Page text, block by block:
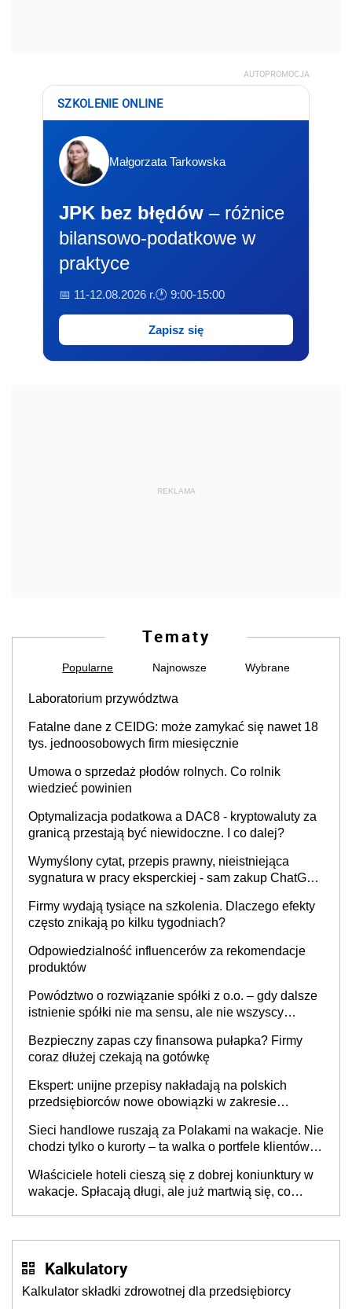
AUTOPROMOCJA
SZKOLENIE ONLINE
Małgorzata Tarkowska
JPK bez błędów – różnice
bilansowo-podatkowe w
praktyce
📅 11-12.08.2026 r.🕐 9:00-15:00
Zapisz się
REKLAMA
Tematy
Popularne Najnowsze Wybrane
Laboratorium przywództwa
Fatalne dane z CEIDG: może zamykać się nawet 18
tys. jednoosobowych firm miesięcznie
Umowa o sprzedaż płodów rolnych. Co rolnik
wiedzieć powinien
Optymalizacja podatkowa a DAC8 - kryptowaluty za
granicą przestają być niewidoczne. I co dalej?
Wymyślony cytat, przepis prawny, nieistniejąca
sygnatura w pracy eksperckiej - sam zakup ChatGPT
Firmy wydają tysiące na szkolenia. Dlaczego efekty
często znikają po kilku tygodniach?
Odpowiedzialność influencerów za rekomendacje
produktów
Powództwo o rozwiązanie spółki z o.o. – gdy dalsze
istnienie spółki nie ma sensu, ale nie wszyscy
Bezpieczny zapas czy finansowa pułapka? Firmy
coraz dłużej czekają na gotówkę
Ekspert: unijne przepisy nakładają na polskich
przedsiębiorców nowe obowiązki w zakresie
Sieci handlowe ruszają za Polakami na wakacje. Nie
chodzi tylko o kurorty – ta walka o portfele klientów
cichu
Właściciele hoteli cieszą się z dobrej koniunktury w
wakacje. Spłacają długi, ale już martwią się, co
Kalkulatory
Kalkulator składki zdrowotnej dla przedsiębiorcy